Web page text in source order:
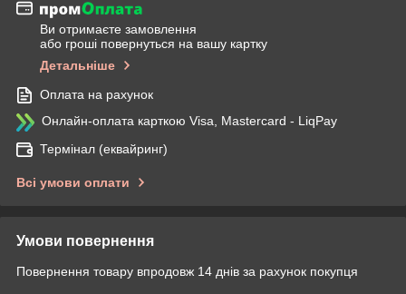
Ви отримаєте замовлення
або гроші повернуться на вашу картку
Детальніше
Оплата на рахунок
Онлайн-оплата карткою Visa, Mastercard - LiqPay
Термінал (еквайринг)
Всі умови оплати
Умови повернення
Повернення товару впродовж 14 днів за рахунок покупця